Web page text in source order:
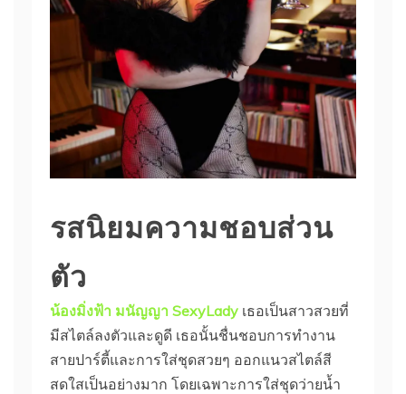
รสนิยมความชอบส่วน
ตัว
น้องมิ่งฟ้า มนัญญา SexyLady เธอเป็นสาวสวยที่
มีสไตล์ลงตัวและดูดี เธอนั้นชื่นชอบการทำงาน
สายปาร์ตี้และการใส่ชุดสวยๆ ออกแนวสไตล์สี
สดใสเป็นอย่างมาก โดยเฉพาะการใส่ชุดว่ายน้ำ